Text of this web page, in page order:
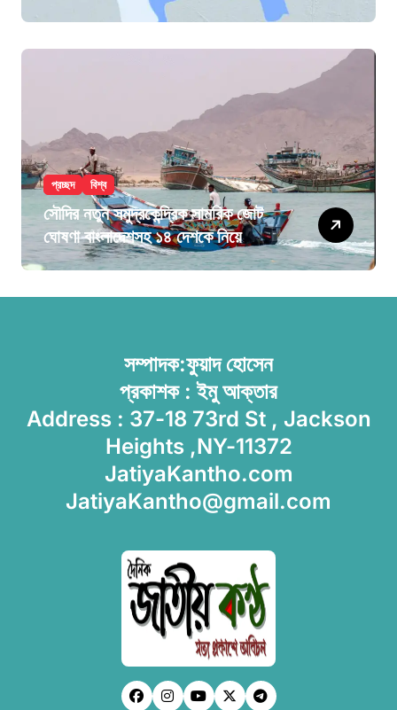
প্রচ্ছদ বিশ্ব
সৌদির নতুন সমুদ্রকেন্দ্রিক সামরিক জোট
ঘোষণা বাংলাদেশসহ ১৪ দেশকে নিয়ে
সম্পাদক:ফুয়াদ হোসেন
প্রকাশক : ইমু আক্তার
Address : 37-18 73rd St , Jackson
Heights ,NY-11372
JatiyaKantho.com
JatiyaKantho@gmail.com